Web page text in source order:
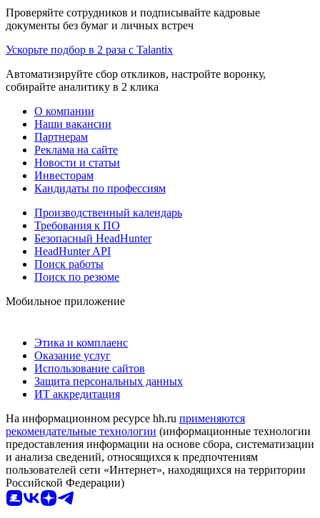
Проверяйте сотрудников и подписывайте кадровые
документы без бумаг и личных встреч
Ускорьте подбор в 2 раза с Talantix
Автоматизируйте сбор откликов, настройте воронку,
собирайте аналитику в 2 клика
О компании
Наши вакансии
Партнерам
Реклама на сайте
Новости и статьи
Инвесторам
Кандидаты по профессиям
Производственный календарь
Требования к ПО
Безопасный HeadHunter
HeadHunter API
Поиск работы
Поиск по резюме
Мобильное приложение
Этика и комплаенс
Оказание услуг
Использование сайтов
Защита персональных данных
ИТ аккредитация
На информационном ресурсе hh.ru применяются
рекомендательные технологии (информационные технологии
предоставления информации на основе сбора, систематизации
и анализа сведений, относящихся к предпочтениям
пользователей сети «Интернет», находящихся на территории
Российской Федерации)